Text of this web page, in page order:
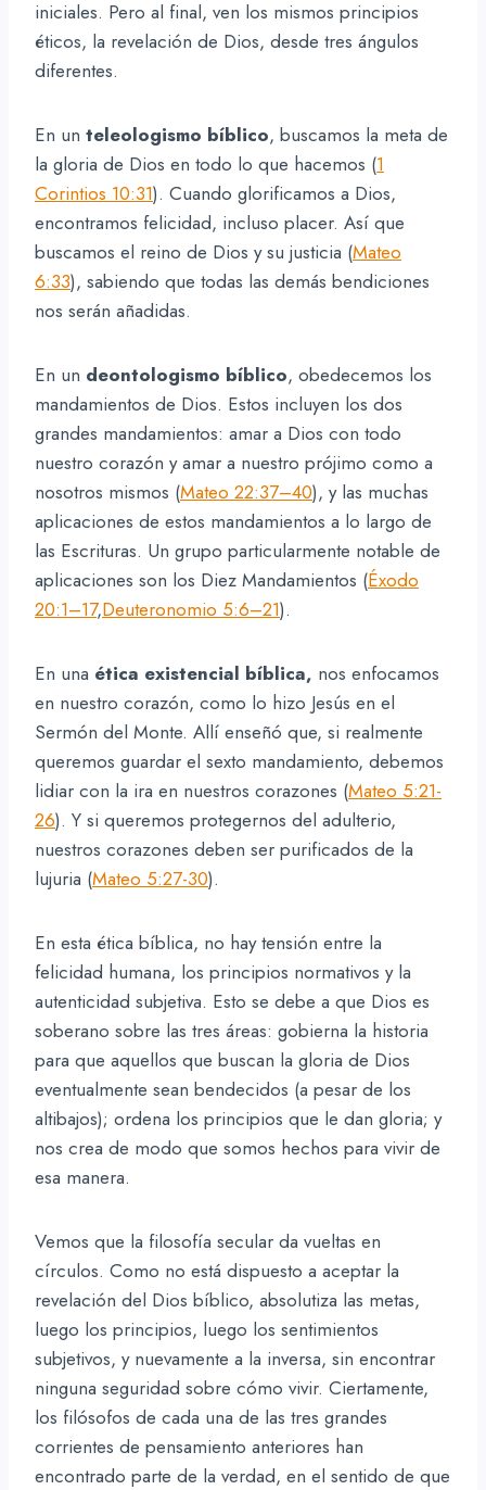
iniciales. Pero al final, ven los mismos principios
éticos, la revelación de Dios, desde tres ángulos
diferentes.
En un teleologismo bíblico, buscamos la meta de
la gloria de Dios en todo lo que hacemos (1
Corintios 10:31). Cuando glorificamos a Dios,
encontramos felicidad, incluso placer. Así que
buscamos el reino de Dios y su justicia (Mateo
6:33), sabiendo que todas las demás bendiciones
nos serán añadidas.
En un deontologismo bíblico, obedecemos los
mandamientos de Dios. Estos incluyen los dos
grandes mandamientos: amar a Dios con todo
nuestro corazón y amar a nuestro prójimo como a
nosotros mismos (Mateo 22:37–40), y las muchas
aplicaciones de estos mandamientos a lo largo de
las Escrituras. Un grupo particularmente notable de
aplicaciones son los Diez Mandamientos (Éxodo
20:1–17,Deuteronomio 5:6–21).
En una ética existencial bíblica, nos enfocamos
en nuestro corazón, como lo hizo Jesús en el
Sermón del Monte. Allí enseñó que, si realmente
queremos guardar el sexto mandamiento, debemos
lidiar con la ira en nuestros corazones (Mateo 5:21-
26). Y si queremos protegernos del adulterio,
nuestros corazones deben ser purificados de la
lujuria (Mateo 5:27-30).
En esta ética bíblica, no hay tensión entre la
felicidad humana, los principios normativos y la
autenticidad subjetiva. Esto se debe a que Dios es
soberano sobre las tres áreas: gobierna la historia
para que aquellos que buscan la gloria de Dios
eventualmente sean bendecidos (a pesar de los
altibajos); ordena los principios que le dan gloria; y
nos crea de modo que somos hechos para vivir de
esa manera.
Vemos que la filosofía secular da vueltas en
círculos. Como no está dispuesto a aceptar la
revelación del Dios bíblico, absolutiza las metas,
luego los principios, luego los sentimientos
subjetivos, y nuevamente a la inversa, sin encontrar
ninguna seguridad sobre cómo vivir. Ciertamente,
los filósofos de cada una de las tres grandes
corrientes de pensamiento anteriores han
encontrado parte de la verdad, en el sentido de que